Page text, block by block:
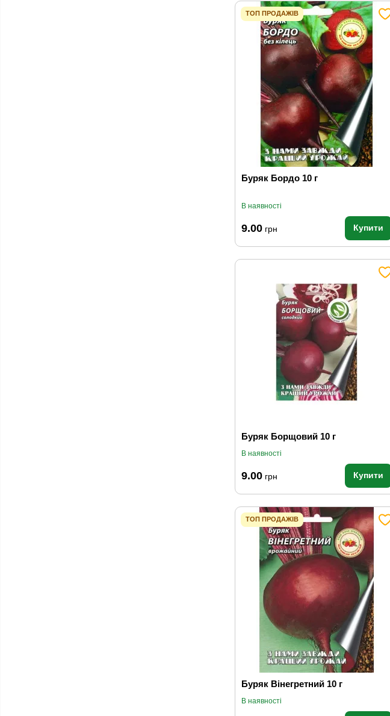
ТОП ПРОДАЖІВ
Буряк Бордо 10 г
В наявності
9.00грн Купити
Буряк Борщовий 10 г
В наявності
9.00грн Купити
ТОП ПРОДАЖІВ
Буряк Вінегретний 10 г
В наявності